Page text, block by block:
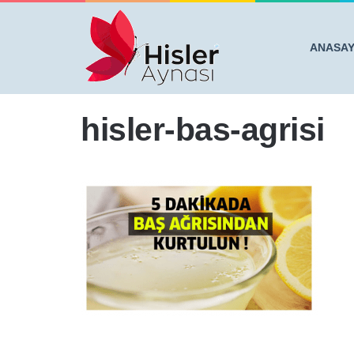
Anasayfa / 5 DAKİKADA BAŞ AĞRISINDAN
hisler-bas-agrisi